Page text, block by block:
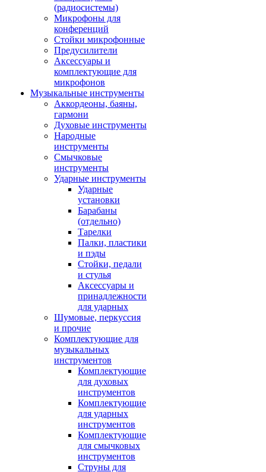
(радиосистемы)
Микрофоны для
конференций
Стойки микрофонные
Предусилители
Аксессуары и
комплектующие для
микрофонов
Музыкальные инструменты
Аккордеоны, баяны,
гармони
Духовые инструменты
Народные
инструменты
Смычковые
инструменты
Ударные инструменты
Ударные
установки
Барабаны
(отдельно)
Тарелки
Палки, пластики
и пэды
Стойки, педали
и стулья
Аксессуары и
принадлежности
для ударных
Шумовые, перкуссия
и прочие
Комплектующие для
музыкальных
инструментов
Комплектующие
для духовых
инструментов
Комплектующие
для ударных
инструментов
Комплектующие
для смычковых
инструментов
Струны для